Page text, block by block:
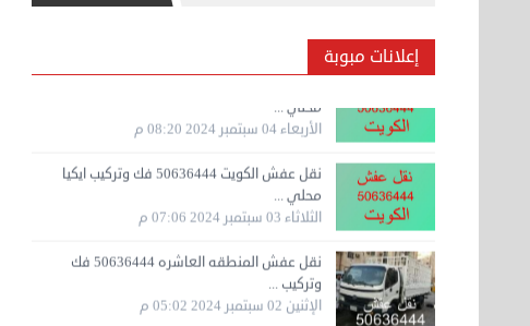
إعلانات مبوبة
محلي ...
الإثنين 02 سبتمبر 2024 05:02 م
وتركيب ...
الإثنين 02 سبتمبر 2024 05:01 م
نقل عفش الكويت 50636444 فك وتركيب ايكيا